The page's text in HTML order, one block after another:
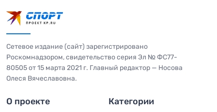
Сетевое издание (сайт) зарегистрировано
Роскомнадзором, свидетельство серия Эл № ФС77-
80505 от 15 марта 2021 г. Главный редактор — Носова
Олеся Вячеславовна.
О проекте Категории